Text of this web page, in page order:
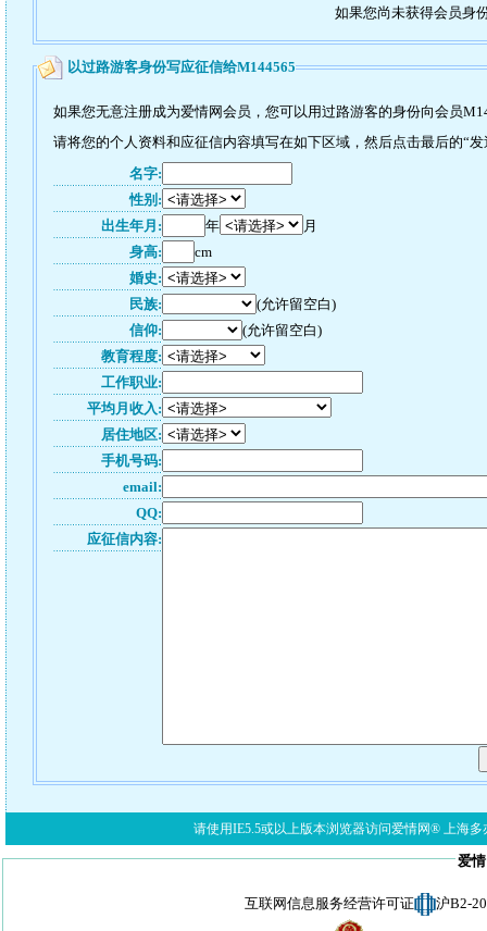
如果您尚未获得会员身
以过路游客身份写应征信给M144565
如果您无意注册成为爱情网会员，您可以用过路游客的身份向会员
请将您的个人资料和应征信内容填写在如下区域，然后点击最后的“
名字:
性别:
出生年月:
年
月
身高:
cm
婚史:
民族:
(允许留空白)
信仰:
(允许留空白)
教育程度:
工作职业:
平均月收入:
居住地区:
手机号码:
email:
QQ:
应征信内容:
请使用IE5.5或以上版本浏览器访问爱情网® 上海多
爱
互联网信息服务经营许可证 沪B2-